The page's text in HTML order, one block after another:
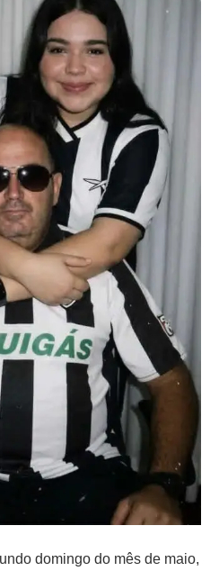
domingo do mês de maio,